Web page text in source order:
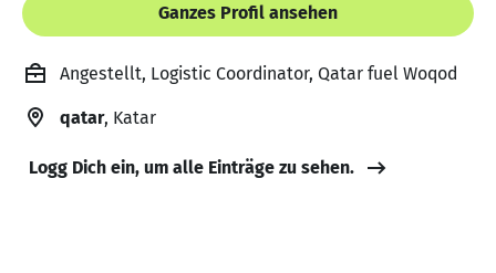
Ganzes Profil ansehen
Angestellt, Logistic Coordinator, Qatar fuel Woqod
qatar, Katar
Logg Dich ein, um alle Einträge zu sehen.